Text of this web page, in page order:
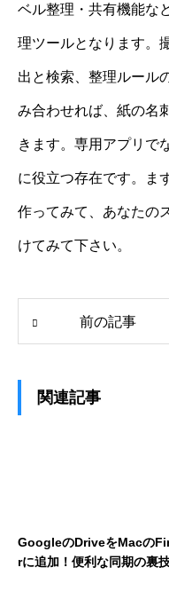
ベル整理・共有機能な
理ツールとなります。
出と検索、整理ルール
み合わせれば、紙の名
きます。専用アプリで
に役立つ存在です。ま
作ってみて、あなたの
けてみて下さい。
前の記事
関連記事
GoogleのDriveをMacの
rに追加！便利な同期の裏